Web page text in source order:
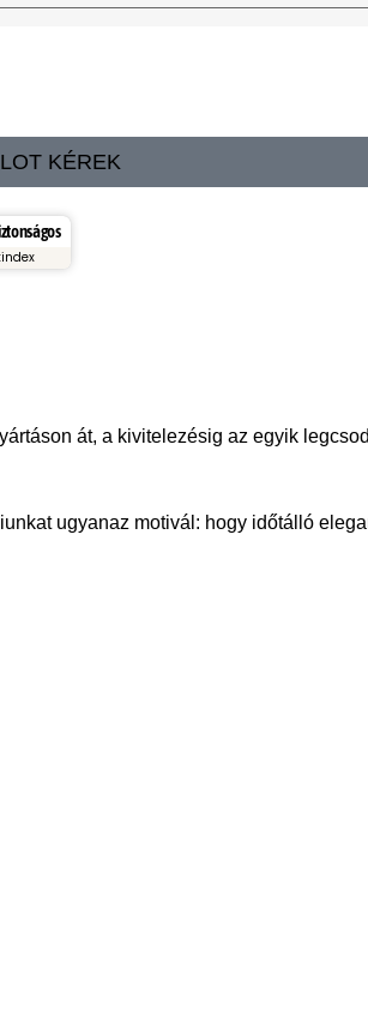
KÉREK
át, a kivitelezésig az egyik
ugyanaz motivál: hogy időtálló